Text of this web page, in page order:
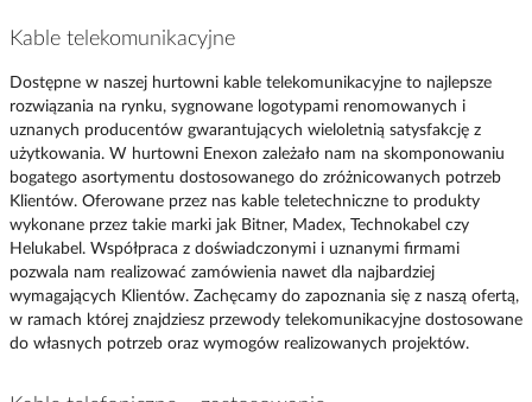
Kable telekomunikacyjne
Dostępne w naszej hurtowni kable telekomunikacyjne to najlepsze
rozwiązania na rynku, sygnowane logotypami renomowanych i
uznanych producentów gwarantujących wieloletnią satysfakcję z
użytkowania. W hurtowni Enexon zależało nam na skomponowaniu
bogatego asortymentu dostosowanego do zróżnicowanych potrzeb
Klientów. Oferowane przez nas kable teletechniczne to produkty
wykonane przez takie marki jak Bitner, Madex, Technokabel czy
Helukabel. Współpraca z doświadczonymi i uznanymi firmami
pozwala nam realizować zamówienia nawet dla najbardziej
wymagających Klientów. Zachęcamy do zapoznania się z naszą ofertą,
w ramach której znajdziesz przewody telekomunikacyjne dostosowane
do własnych potrzeb oraz wymogów realizowanych projektów.